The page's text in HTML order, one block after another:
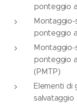
ponteggio
ponteggio
ponteggio
(PMTP)
Elementi di
salvataggio